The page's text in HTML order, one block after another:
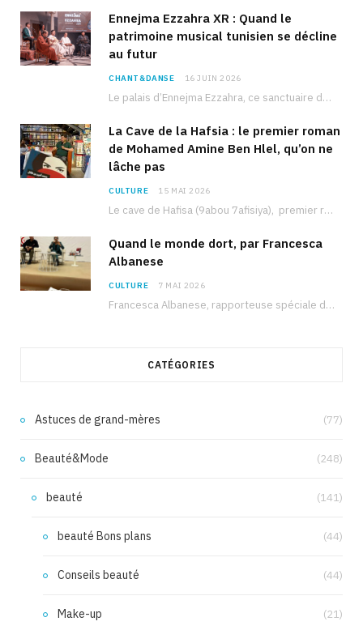
Ennejma Ezzahra XR : Quand le
patrimoine musical tunisien se décline
au futur
CHANT&DANSE 16 JUIN 2026
Le palais d’Ennejma Ezzahra, ce sanctuaire de la musique tunisienne et méditerranéenne construit par le…
La Cave de la Hafsia : le premier roman
de Mohamed Amine Ben Hlel, qu’on ne
lâche pas
CULTURE 15 MAI 2026
Le cave de Hafisa (9abou 7afisiya), premier roman du journaliste tunisien Mohamed Amine Ben Hlel,…
Quand le monde dort, par Francesca
Albanese
CULTURE 7 MAI 2026
Francesca Albanese, rapporteuse spéciale de l’ONU sur les territoires palestiniens occupés, était à Tunis pour…
CATÉGORIES
Astuces de grand-mères (77)
Beauté&Mode (248)
beauté (141)
beauté Bons plans (44)
Conseils beauté (44)
Make-up (21)